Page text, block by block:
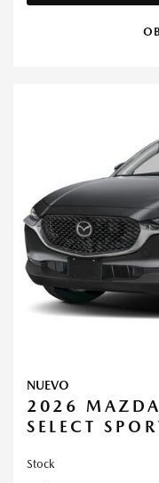
NUEVO
2026
SELECT
Stock